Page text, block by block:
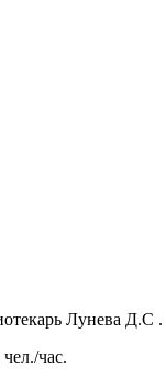
Лунева Д.С .
час.